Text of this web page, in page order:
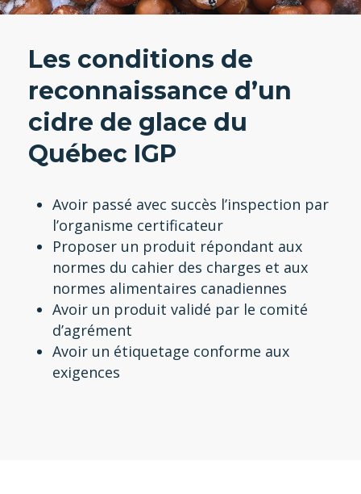
Les conditions de
reconnaissance d’un
cidre de glace du
Québec IGP
Avoir passé avec succès l’inspection par
l’organisme certificateur
Proposer un produit répondant aux
normes du cahier des charges et aux
normes alimentaires canadiennes
Avoir un produit validé par le comité
d’agrément
Avoir un étiquetage conforme aux
exigences